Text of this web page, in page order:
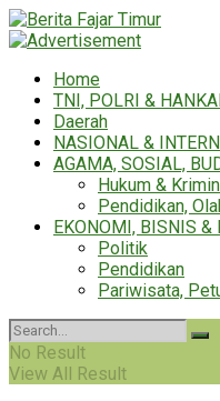
Home
TNI, POLRI &
Daerah
NASIONAL &
AGAMA, SOSIAL,
Hukum &
Pendidikan,
EKONOMI, BISNIS &
Politik
Pendidikan
Pariwisata,
No Result
View All Result